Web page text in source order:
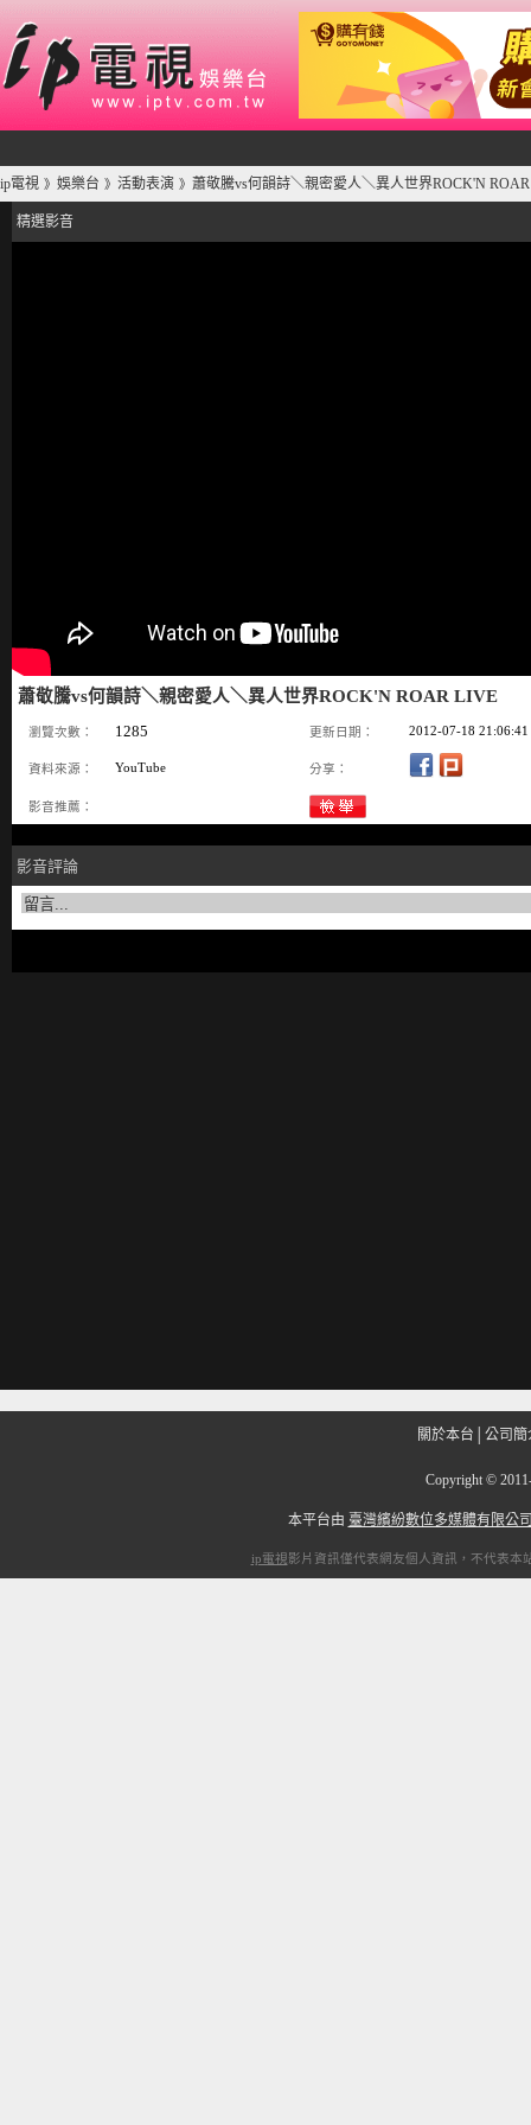
ip電視 》 娛樂台 》 活動表演 》 蕭敬騰vs何韻詩＼親密愛人＼異人世界ROCK'N
精選影音
蕭敬騰vs何韻詩＼親密愛人＼異人世界ROCK'N ROAR LIVE
瀏覽次數： 1285 更新日期： 2012-07-18 21:06:41
資料來源： YouTube 分享：
影音推薦：
影音評論
關於本台 公司簡
Copyright ©
本平台由 臺灣繽紛數位多媒體有限公
ip電視影片資訊僅代表網友個人資訊，不代表本